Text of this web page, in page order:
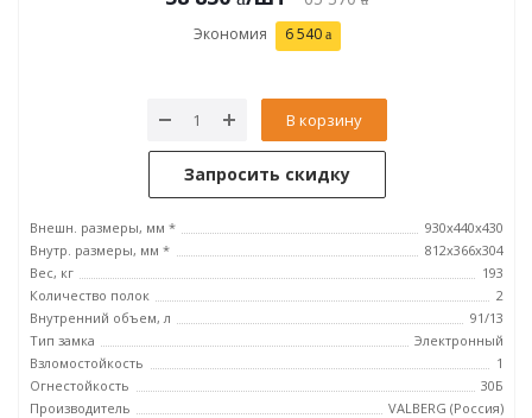
Экономия 6 540
В корзину
Запросить скидку
Внешн. размеры, мм *
930x440x430
Внутр. размеры, мм *
812x366x304
Вес, кг
193
Количество полок
2
Внутренний объем, л
91/13
Тип замка
Электронный
Взломостойкость
1
Огнестойкость
30Б
Производитель
VALBERG (Россия)